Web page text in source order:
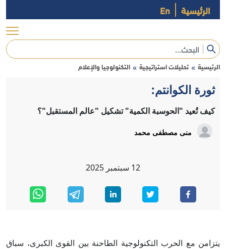
الرئيسية En
الرئيسية » تحليلات استراتيجية » التكنولوجيا والإعلام
ثورة الكوانتم:
كيف تُعيد "الحوسبة الكمية" تشكيل "عالم المستقبل"؟
منى مصطفى محمد
12 سبتمبر 2025
يتزامن مع الحرب التكنولوجية الطاحنة بين القوى الكبرى، سباق